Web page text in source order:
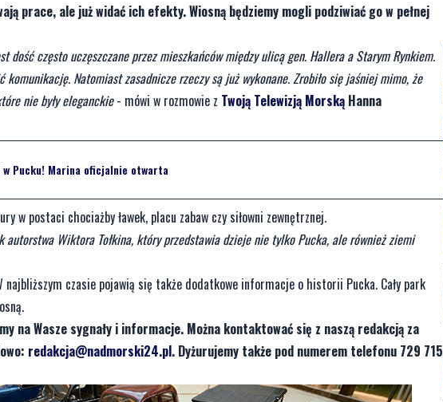
prace, ale już widać ich efekty. Wiosną będziemy mogli podziwiać go w pełnej
dość często uczęszczane przez mieszkańców między ulicą gen. Hallera a Starym Rynkiem.
Natomiast zasadnicze rzeczy są już wykonane. Zrobiło się jaśniej mimo, że
nie były eleganckie- mówi w rozmowie z Twoją Telewizją Morską Hanna
Pucku! Marina oficjalnie otwarta
w postaci chociażby ławek, placu zabaw czy siłowni zewnętrznej.
Wiktora Tołkina, który przedstawia dzieje nie tylko Pucka, ale również ziemi
czasie pojawią się także dodatkowe informacje o historii Pucka. Cały park
na Wasze sygnały i informacje. Można kontaktować się z naszą redakcją za
redakcja@nadmorski24.pl. Dyżurujemy także pod numerem telefonu 729 715